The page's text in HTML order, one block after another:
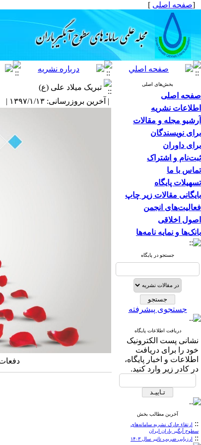
[صفحه اصلی ]
بخش‌های اصلی
صفحه اصلی
اطلاعات نشریه
آرشیو مجله و مقالات
برای نویسندگان
برای داوران
ثبت‌نام و اشتراک
تماس با ما
تسهیلات پایگاه
بایگانی مقالات زیر چاپ
فعالیت‌های انجمن
اصول اخلاقی
بانک‌ها و نمایه نامه‌ها
جستجو در پایگاه
جستجوی پیشرفته
دریافت اطلاعات پایگاه
نشانی پست الکترونیک
خود را برای دریافت
اطلاعات و اخبار پایگاه،
در کادر زیر وارد کنید.
آخرین مطالب بخش
:: ارتقاء چارک نشریه سامانه‌های
سطوح آبگیر باران ایران
:: ارزیابی ضریب تاثیر سال ۱۴۰۳
تبریک میلاد علی (ع)
| آخرین بروزرسانی: ۱۳۹۷/۱/۱۳ |
دفعات